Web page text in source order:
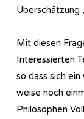
Überschätzung
Mit diesen
Interessierten
so dass sich
weise noch
Philosophen